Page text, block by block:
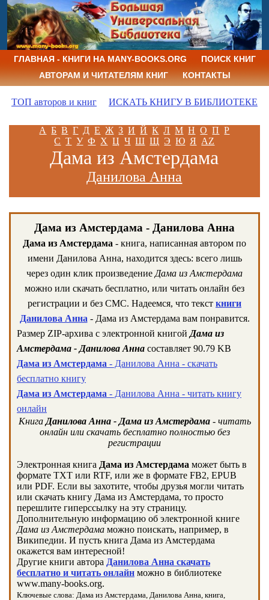
ГЛАВНАЯ - КНИГИ НА MANY-BOOKS.ORG
ПОИСК КНИГ
АВТОРАМ И ЧИТАТЕЛЯМ КНИГ
КОНТАКТЫ
ТОП авторов и книг ИСКАТЬ КНИГУ В БИБЛИОТЕКЕ
А Б В Г Д Е Ж З И Й К Л М Н О П Р
С Т У Ф Х Ц Ч Ш Щ Э Ю Я AZ
Дама из Амстердама
Данилова Анна
Дама из Амстердама - Данилова Анна
Дама из Амстердама - книга, написанная автором по
имени Данилова Анна, находится здесь: всего лишь
через один клик произведение Дама из Амстердама
можно или скачать бесплатно, или читать онлайн без
регистрации и без СМС. Надеемся, что текст книги
Данилова Анна - Дама из Амстердама вам понравится.
Размер ZIP-архива c электронной книгой Дама из
Амстердама - Данилова Анна составляет 90.79 KB
Дама из Амстердама - Данилова Анна - скачать
бесплатно книгу
Дама из Амстердама - Данилова Анна - читать книгу
онлайн
Книга Данилова Анна - Дама из Амстердама- читать
онлайн или скачать бесплатно полностью без
регистрации
Электронная книга Дама из Амстердама может быть в
формате TXT или RTF, или же в формате FB2, EPUB
или PDF. Если вы захотите, чтобы друзья могли читать
или скачать книгу Дама из Амстердама, то просто
перешлите гиперссылку на эту страницу.
Дополнительную информацию об электронной книге
Дама из Амстердама можно поискать, например, в
Википедии. И пусть книга Дама из Амстердама
окажется вам интересной!
Другие книги автора Данилова Анна скачать
бесплатно и читать онлайн можно в библиотеке
www.many-books.org.
Ключевые слова: Дама из Амстердама, Данилова Анна, книга,